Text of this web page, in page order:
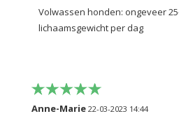
Volwassen honden: ongeveer
lichaamsgewichtper dag
Anne-Marie 22-03-2023 14:44